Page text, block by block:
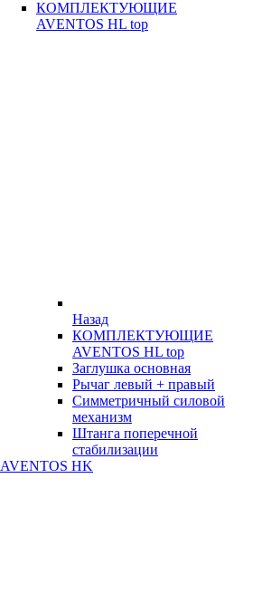
КОМПЛЕКТУЮЩИЕ
AVENTOS HL top
Назад
КОМПЛЕКТУЮЩИЕ
AVENTOS HL top
Заглушка основная
Рычаг левый + правый
Симметричный силовой
механизм
Штанга поперечной
стабилизации
AVENTOS HK